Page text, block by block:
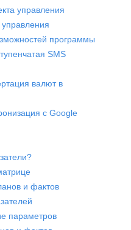
управления
программы
SMS
валют в
с Google
и фактов
параметров